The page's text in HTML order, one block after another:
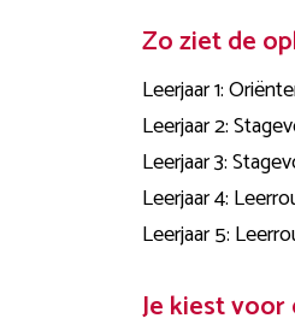
Zo ziet de
Leerjaar 1:
Leerjaar 2:
Leerjaar 3:
Leerjaar 4:
Leerjaar 5:
Je kiest